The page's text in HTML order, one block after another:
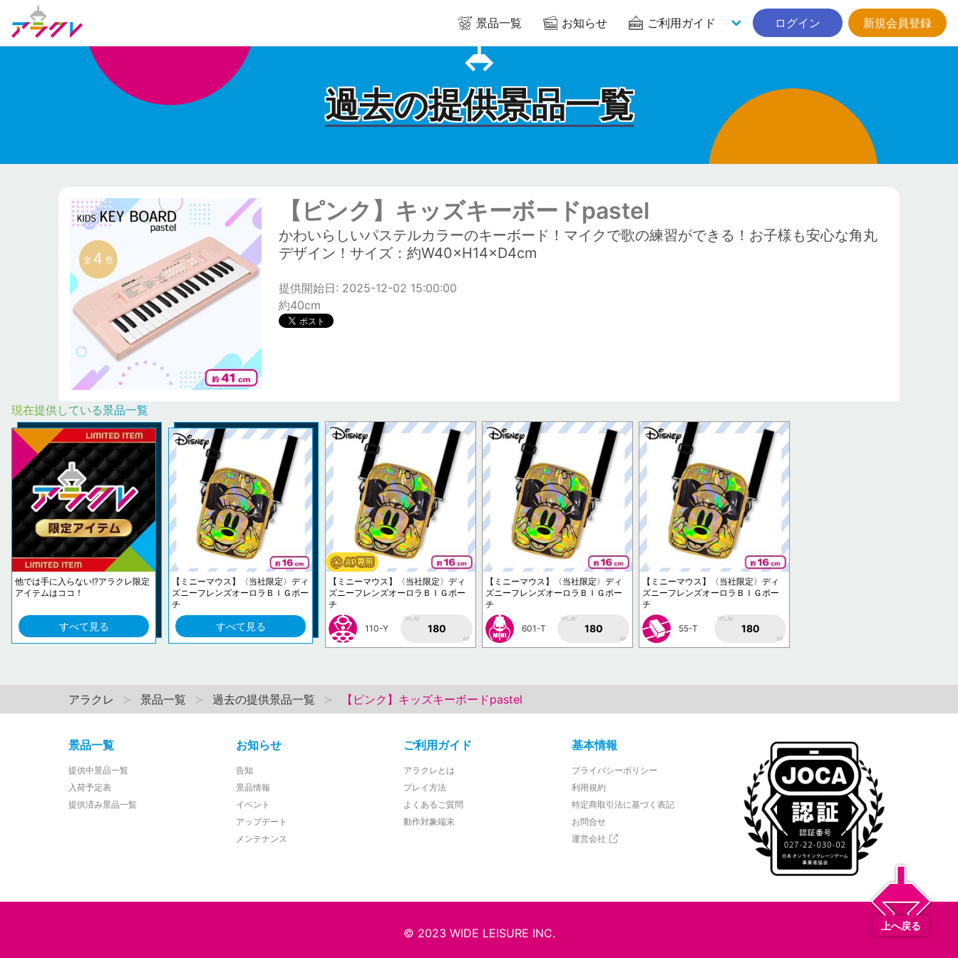
景品一覧 お知らせ ご利用ガイド ログイン 新規会員登録
過去の提供景品一覧
【ピンク】キッズキーボードpastel
かわいらしいパステルカラーのキーボード！マイクで歌の練習ができる！お子様も安心な角丸
デザイン！サイズ：約W40×H14×D4cm
提供開始日: 2025-12-02 15:00:00
約40cm
現在提供している景品一覧
他では手に入らない!?アラクレ限定
アイテムはココ！
すべて見る
【ミニーマウス】〈当社限定〉ディ
ズニーフレンズオーロラＢＩＧポー
チ
すべて見る
【ミニーマウス】〈当社限定〉ディ
ズニーフレンズオーロラＢＩＧポー
チ
110-Y
1PLAY
180
AP
【ミニーマウス】〈当社限定〉ディ
ズニーフレンズオーロラＢＩＧポー
チ
601-T
1PLAY
180
AP
【ミニーマウス】〈当社限定〉ディ
ズニーフレンズオーロラＢＩＧポー
チ
55-T
1PLAY
180
AP
アラクレ 景品一覧 過去の提供景品一覧 【ピンク】キッズキーボードpastel
景品一覧
提供中景品一覧
入荷予定表
提供済み景品一覧
お知らせ
告知
景品情報
イベント
アップデート
メンテナンス
ご利用ガイド
アラクレとは
プレイ方法
よくあるご質問
動作対象端末
基本情報
プライバシーポリシー
利用規約
特定商取引法に基づく表記
お問合せ
運営会社
© 2023 WIDE LEISURE INC.
上へ戻る